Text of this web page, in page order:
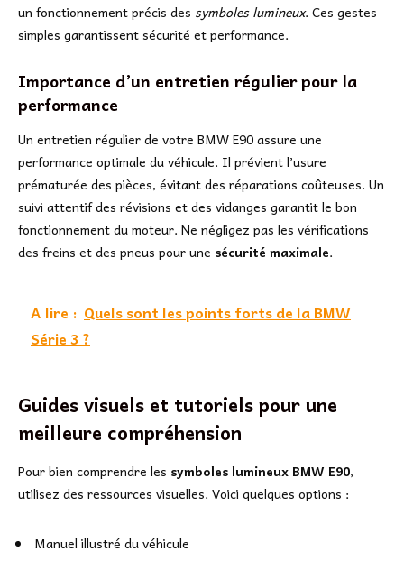
un fonctionnement précis des symboles lumineux. Ces gestes
simples garantissent sécurité et performance.
Importance d’un entretien régulier pour la
performance
Un entretien régulier de votre BMW E90 assure une
performance optimale du véhicule. Il prévient l’usure
prématurée des pièces, évitant des réparations coûteuses. Un
suivi attentif des révisions et des vidanges garantit le bon
fonctionnement du moteur. Ne négligez pas les vérifications
des freins et des pneus pour une sécurité maximale.
A lire : Quels sont les points forts de la BMW
Série 3 ?
Guides visuels et tutoriels pour une
meilleure compréhension
Pour bien comprendre les symboles lumineux BMW E90,
utilisez des ressources visuelles. Voici quelques options :
Manuel illustré du véhicule